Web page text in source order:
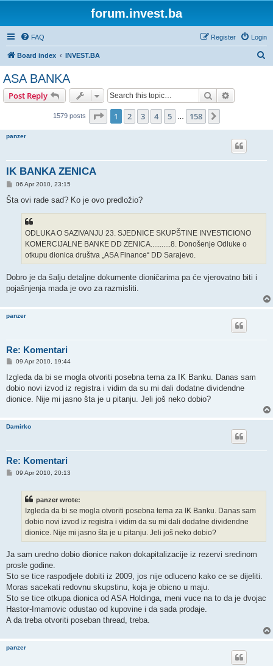
forum.invest.ba
FAQ Login
Register
Board index INVEST.BA
ASA BANKA
Post Reply Search
1579 posts Page 1of 158
1 2 3 4 5 158
panzer
IK BANKA ZENICA
P
s
06 Apr 2010, 23:15
Šta ovi rade sad? Ko je ovo predložio?
ODLUKA O SAZIVANJU 23. SJEDNICE SKUPŠTINE INVESTICIONO
KOMERCIJALNE BANKE DD ZENICA...........8. Donošenje Odluke o
otkupu dionica društva „ASA Finance“ DD Sarajevo.
Dobro je da šalju detaljne dokumente dioničarima pa će vjerovatno biti i
pojašnjenja mada je ovo za razmisliti.
panzer
Re: Komentari
P
s
t
09 Apr 2010, 19:44
Izgleda da bi se mogla otvoriti posebna tema za IK Banku. Danas sam
dobio novi izvod iz registra i vidim da su mi dali dodatne dividendne
dionice. Nije mi jasno šta je u pitanju. Jeli još neko dobio?
Damirko
Re: Komentari
P09 Apr 2010, 20:13
panzer wrote:
Izgleda da bi se mogla otvoriti posebna tema za IK Banku. Danas sam
dobio novi izvod iz registra i vidim da su mi dali dodatne dividendne
dionice. Nije mi jasno šta je u pitanju. Jeli još neko dobio?
Ja sam uredno dobio dionice nakon dokapitalizacije iz rezervi sredinom
prosle godine.
Sto se tice raspodjele dobiti iz 2009, jos nije odluceno kako ce se dijeliti.
Moras sacekati redovnu skupstinu, koja je obicno u maju.
Sto se tice otkupa dionica od ASA Holdinga, meni vuce na to da je dvojac
Hastor-Imamovic odustao od kupovine i da sada prodaje.
A da treba otvoriti poseban thread, treba.
panzer